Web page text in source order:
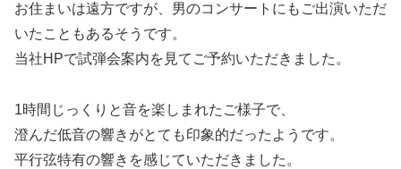
お住まいは遠方ですが、男のコンサートにもご出演いただ
いたこともあるそうです。
当社HPで試弾会案内を見てご予約いただきました。
1時間じっくりと音を楽しまれたご様子で、
澄んだ低音の響きがとても印象的だったようです。
平行弦特有の響きを感じていただきました。